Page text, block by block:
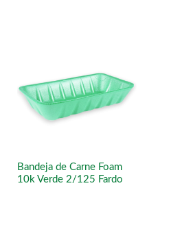
Bandeja de Carne Foam
10k Verde 2/125 Fardo